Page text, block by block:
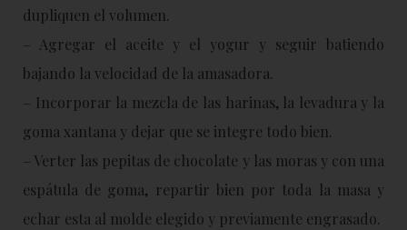
dupliquen el volumen.
– Agregar el aceite y el yogur y seguir batiendo
bajando la velocidad de la amasadora.
– Incorporar la mezcla de las harinas, la levadura y la
goma xantana y dejar que se integre todo bien.
– Verter las pepitas de chocolate y las moras y con una
espátula de goma, repartir bien por toda la masa y
echar esta al molde elegido y previamente engrasado.